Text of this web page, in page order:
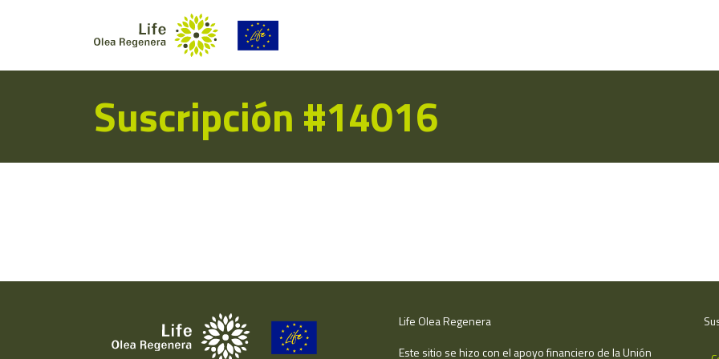
Suscripción #14016
Life Olea Regenera
Este sitio se hizo con el apoyo financiero de la Unión